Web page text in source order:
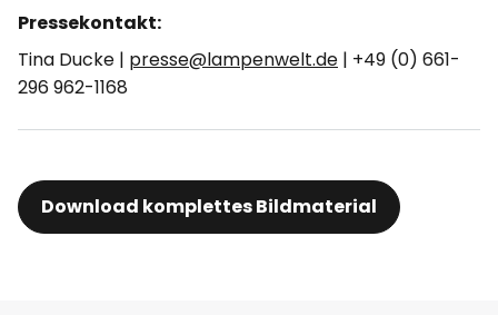
Pressekontakt:
Tina Ducke | presse@lampenwelt.de | +49 (0) 661-
296 962-1168
Download komplettes Bildmaterial